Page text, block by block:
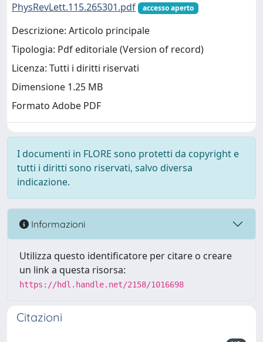
PhysRevLett.115.265301.pdf
accesso aperto
Descrizione: Articolo principale
Tipologia: Pdf editoriale (Version of record)
Licenza: Tutti i diritti riservati
Dimensione 1.25 MB
Formato Adobe PDF
I documenti in FLORE sono protetti da copyright e
tutti i diritti sono riservati, salvo diversa
indicazione.
Informazioni
Utilizza questo identificatore per citare o creare
un link a questa risorsa:
https://hdl.handle.net/2158/1016698
Citazioni